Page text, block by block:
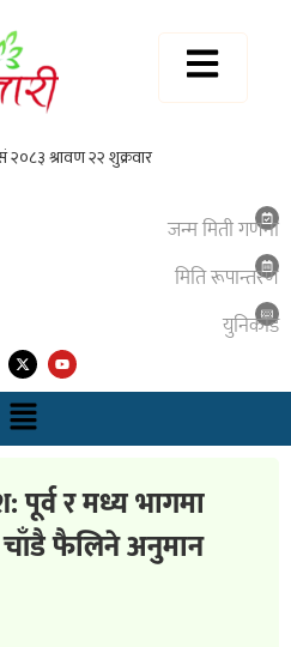
जन्म मिती गणना
मिति रूपान्तरण
युनिकाेड
पूर्व र मध्य भागमा
चाँडै फैलिने अनुमान